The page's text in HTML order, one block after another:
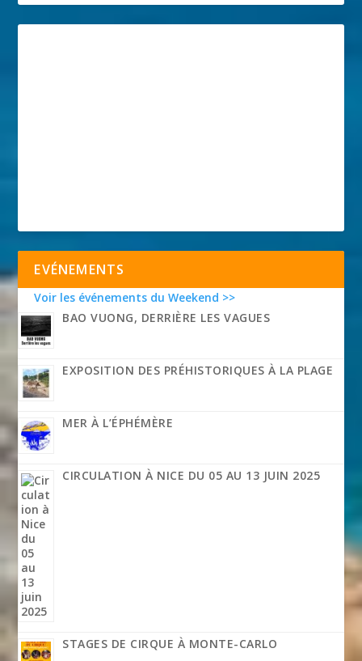
EVÉNEMENTS
Voir les événements du Weekend >>
BAO VUONG, DERRIÈRE LES VAGUES
EXPOSITION DES PRÉHISTORIQUES À LA PLAGE
MER À L’ÉPHÉMÈRE
CIRCULATION À NICE DU 05 AU 13 JUIN 2025
STAGES DE CIRQUE À MONTE-CARLO